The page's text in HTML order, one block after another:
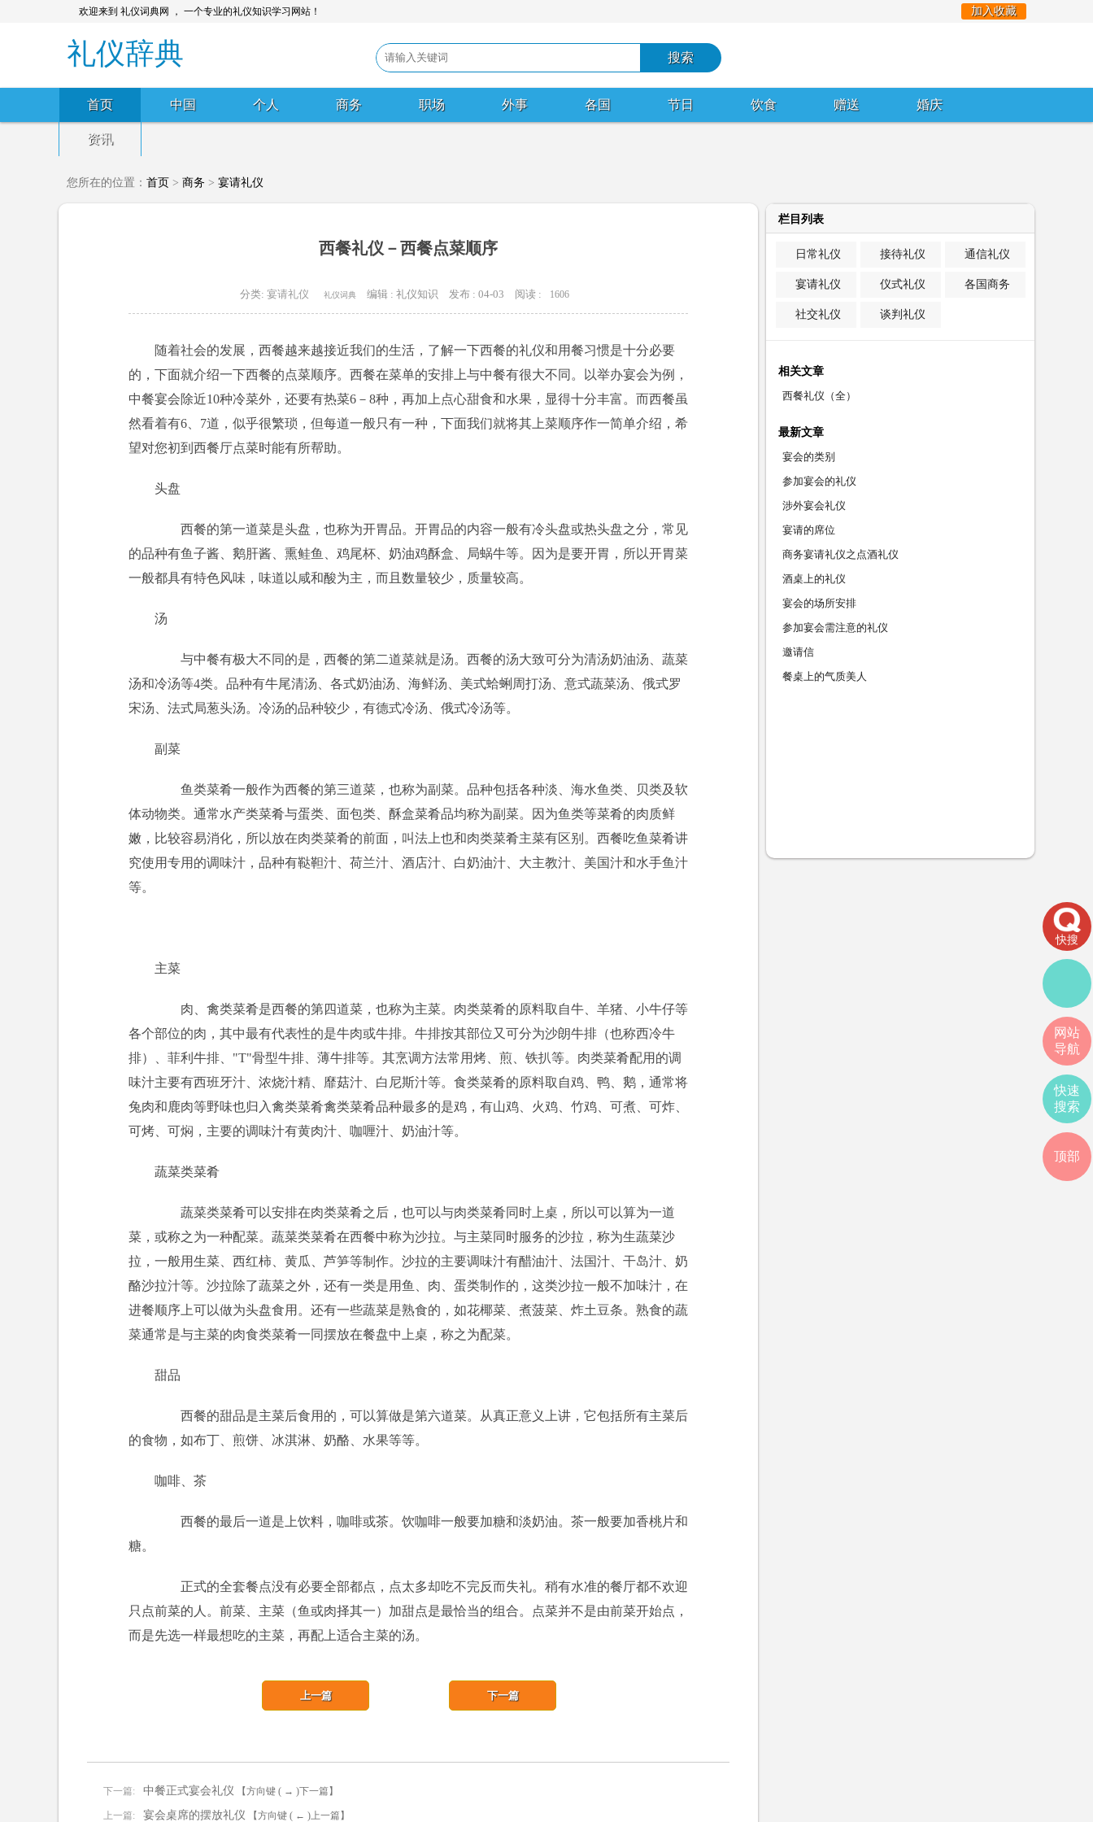
欢迎来到 礼仪词典网 ， 一个专业的礼仪知识学习网站！ 加入收藏
礼仪辞典
首页 中国 个人 商务 职场 外事 各国 节日 饮食 赠送 婚庆
资讯
您所在的位置： 首页 > 商务 > 宴请礼仪
西餐礼仪－西餐点菜顺序
分类: 宴请礼仪 礼仪词典 编辑 : 礼仪知识 发布 : 04-03 阅读 : 1606
随着社会的发展，西餐越来越接近我们的生活，了解一下西餐的礼仪和用餐习惯是十分必要
的，下面就介绍一下西餐的点菜顺序。西餐在菜单的安排上与中餐有很大不同。以举办宴会为例，
中餐宴会除近10种冷菜外，还要有热菜6－8种，再加上点心甜食和水果，显得十分丰富。而西餐虽
然看着有6、7道，似乎很繁琐，但每道一般只有一种，下面我们就将其上菜顺序作一简单介绍，希
望对您初到西餐厅点菜时能有所帮助。
头盘
西餐的第一道菜是头盘，也称为开胃品。开胃品的内容一般有冷头盘或热头盘之分，常见
的品种有鱼子酱、鹅肝酱、熏鲑鱼、鸡尾杯、奶油鸡酥盒、局蜗牛等。因为是要开胃，所以开胃菜
一般都具有特色风味，味道以咸和酸为主，而且数量较少，质量较高。
汤
与中餐有极大不同的是，西餐的第二道菜就是汤。西餐的汤大致可分为清汤奶油汤、蔬菜
汤和冷汤等4类。品种有牛尾清汤、各式奶油汤、海鲜汤、美式蛤蜊周打汤、意式蔬菜汤、俄式罗
宋汤、法式局葱头汤。冷汤的品种较少，有德式冷汤、俄式冷汤等。
副菜
鱼类菜肴一般作为西餐的第三道菜，也称为副菜。品种包括各种淡、海水鱼类、贝类及软
体动物类。通常水产类菜肴与蛋类、面包类、酥盒菜肴品均称为副菜。因为鱼类等菜肴的肉质鲜
嫩，比较容易消化，所以放在肉类菜肴的前面，叫法上也和肉类菜肴主菜有区别。西餐吃鱼菜肴讲
究使用专用的调味汁，品种有鞑靼汁、荷兰汁、酒店汁、白奶油汁、大主教汁、美国汁和水手鱼汁
等。
主菜
肉、禽类菜肴是西餐的第四道菜，也称为主菜。肉类菜肴的原料取自牛、羊猪、小牛仔等
各个部位的肉，其中最有代表性的是牛肉或牛排。牛排按其部位又可分为沙朗牛排（也称西冷牛
排）、菲利牛排、"T"骨型牛排、薄牛排等。其烹调方法常用烤、煎、铁扒等。肉类菜肴配用的调
味汁主要有西班牙汁、浓烧汁精、靡菇汁、白尼斯汁等。食类菜肴的原料取自鸡、鸭、鹅，通常将
兔肉和鹿肉等野味也归入禽类菜肴禽类菜肴品种最多的是鸡，有山鸡、火鸡、竹鸡、可煮、可炸、
可烤、可焖，主要的调味汁有黄肉汁、咖喱汁、奶油汁等。
蔬菜类菜肴
蔬菜类菜肴可以安排在肉类菜肴之后，也可以与肉类菜肴同时上桌，所以可以算为一道
菜，或称之为一种配菜。蔬菜类菜肴在西餐中称为沙拉。与主菜同时服务的沙拉，称为生蔬菜沙
拉，一般用生菜、西红柿、黄瓜、芦笋等制作。沙拉的主要调味汁有醋油汁、法国汁、干岛汁、奶
酪沙拉汁等。沙拉除了蔬菜之外，还有一类是用鱼、肉、蛋类制作的，这类沙拉一般不加味汁，在
进餐顺序上可以做为头盘食用。还有一些蔬菜是熟食的，如花椰菜、煮菠菜、炸土豆条。熟食的蔬
菜通常是与主菜的肉食类菜肴一同摆放在餐盘中上桌，称之为配菜。
甜品
西餐的甜品是主菜后食用的，可以算做是第六道菜。从真正意义上讲，它包括所有主菜后
的食物，如布丁、煎饼、冰淇淋、奶酪、水果等等。
咖啡、茶
西餐的最后一道是上饮料，咖啡或茶。饮咖啡一般要加糖和淡奶油。茶一般要加香桃片和
糖。
正式的全套餐点没有必要全部都点，点太多却吃不完反而失礼。稍有水准的餐厅都不欢迎
只点前菜的人。前菜、主菜（鱼或肉择其一）加甜点是最恰当的组合。点菜并不是由前菜开始点，
而是先选一样最想吃的主菜，再配上适合主菜的汤。
下一篇: 中餐正式宴会礼仪
下一篇
【方向键 ( → )下一篇】
上一篇: 宴会桌席的摆放礼仪
上一篇
【方向键 ( ← )上一篇】
栏目列表
日常礼仪 接待礼仪 通信礼仪
宴请礼仪 仪式礼仪 各国商务
社交礼仪 谈判礼仪
相关文章
西餐礼仪（全）
最新文章
宴会的类别
参加宴会的礼仪
涉外宴会礼仪
宴请的席位
商务宴请礼仪之点酒礼仪
酒桌上的礼仪
宴会的场所安排
参加宴会需注意的礼仪
邀请信
餐桌上的气质美人
快搜
网站
导航
快速
搜索
顶部